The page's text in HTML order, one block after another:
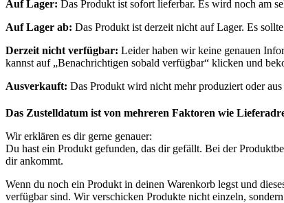
Auf Lager: Das Produkt ist sofort lieferbar. Es wird noch am
Auf Lager ab: Das Produkt ist derzeit nicht auf Lager. Es
Derzeit nicht verfügbar: Leider haben wir keine genauen
kannst auf „Benachrichtigen sobald verfügbar“ klicken und
Ausverkauft: Das Produkt wird nicht mehr produziert oder
Das Zustelldatum ist von mehreren Faktoren wie
Wir erklären es dir gerne genauer:
Du hast ein Produkt gefunden, das dir gefällt. Bei der
dir ankommt.
Wenn du noch ein Produkt in deinen Warenkorb legst und
verfügbar sind. Wir verschicken Produkte nicht einzeln,